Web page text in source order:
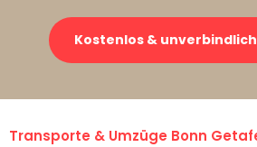
Kostenlos &
Transporte & Umzüge Bonn